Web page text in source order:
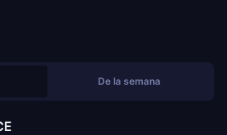
De la semana